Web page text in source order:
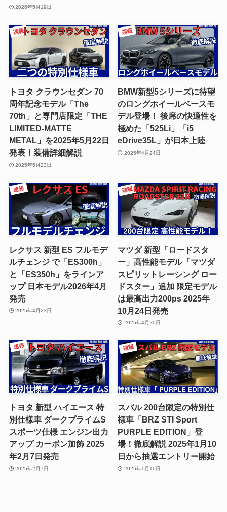
2026年5月19日
トヨタ クラウンセダン 70
周年記念モデル「The
70th」と専門店限定「THE
LIMITED-MATTE
METAL」を2025年5月22日
発表！装備詳細解説
2025年5月23日
BMW新型5シリーズに待望
のロングホイールベースモ
デル登場！ 後席の快適性を
極めた「525Li」「i5
eDrive35L」が日本上陸
2025年4月24日
レクサス 新型 ES フルモデ
ルチェンジ で「ES300h」
と「ES350h」をラインア
ップ 日本モデル2026年4月
発売
2025年4月23日
マツダ 新型「ロードスタ
ー」高性能モデル「マツダ
スピリットレーシング ロー
ドスター」追加 限定モデル
は最高出力200ps 2025年
10月24日発売
2025年4月20日
トヨタ 新型 ハイエース 特
別仕様車 ダークプライムS
スポーツ仕様 エンジン出力
アップ カーボン加飾 2025
年2月7日発売
2025年2月7日
スバル 200台限定の特別仕
様車「BRZ STI Sport
PURPLE EDITION」登
場！徹底解説 2025年1月10
日から抽選エントリー開始
2025年1月10日